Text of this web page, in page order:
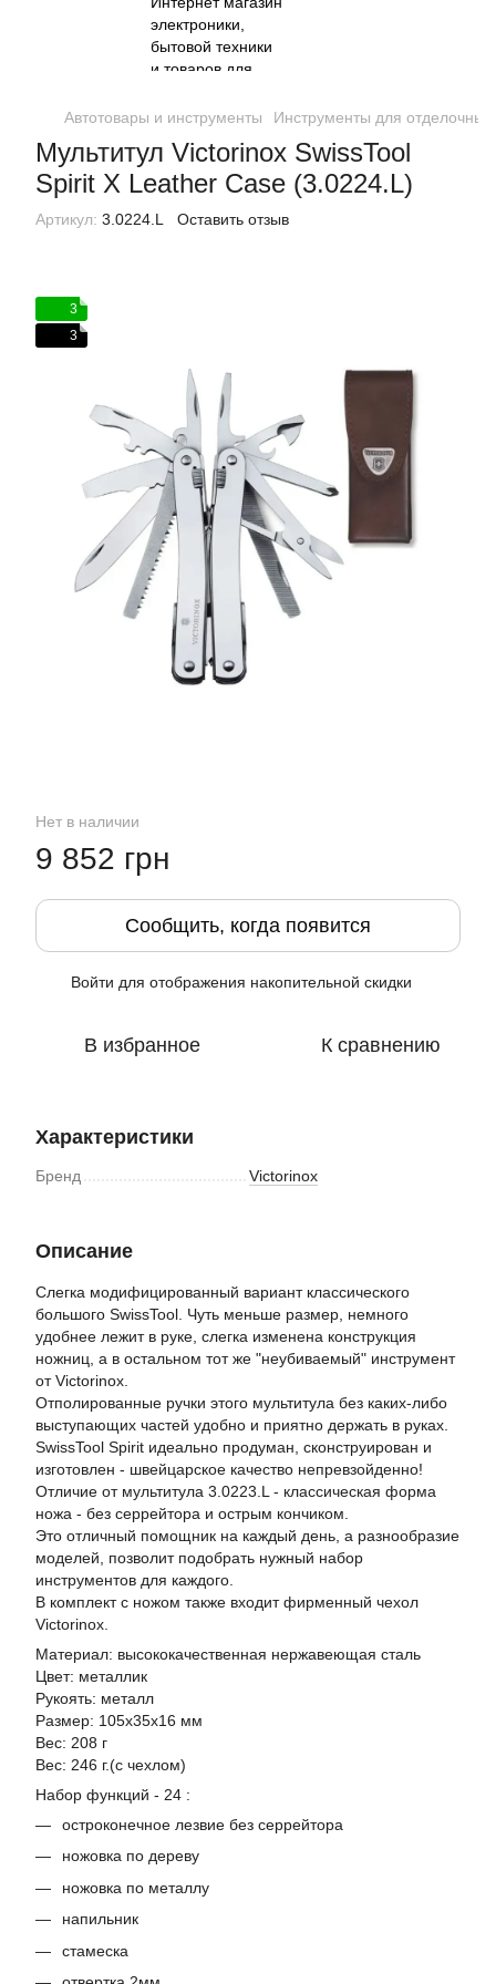
Автотовары и инструменты Инструменты для отделочных
Мультитул Victorinox SwissTool
Spirit X Leather Case (3.0224.L)
Артикул: 3.0224.L Оставить отзыв
3
3
Нет в наличии
9 852 грн
Сообщить, когда появится
Войти для отображения накопительной скидки
В избранное К сравнению
Характеристики
Бренд Victorinox
Описание
Слегка модифицированный вариант классического
большого SwissTool. Чуть меньше размер, немного
удобнее лежит в руке, слегка изменена конструкция
ножниц, а в остальном тот же "неубиваемый" инструмент
от Victorinox.
Отполированные ручки этого мультитула без каких-либо
выступающих частей удобно и приятно держать в руках.
SwissTool Spirit идеально продуман, сконструирован и
изготовлен - швейцарское качество непревзойденно!
Отличие от мультитула 3.0223.L - классическая форма
ножа - без серрейтора и острым кончиком.
Это отличный помощник на каждый день, а разнообразие
моделей, позволит подобрать нужный набор
инструментов для каждого.
В комплект с ножом также входит фирменный чехол
Victorinox.
Материал: высококачественная нержавеющая сталь
Цвет: металлик
Рукоять: металл
Размер: 105x35x16 мм
Вес: 208 г
Вес: 246 г.(с чехлом)
Набор функций - 24 :
остроконечное лезвие без серрейтора
ножовка по дереву
ножовка по металлу
напильник
стамеска